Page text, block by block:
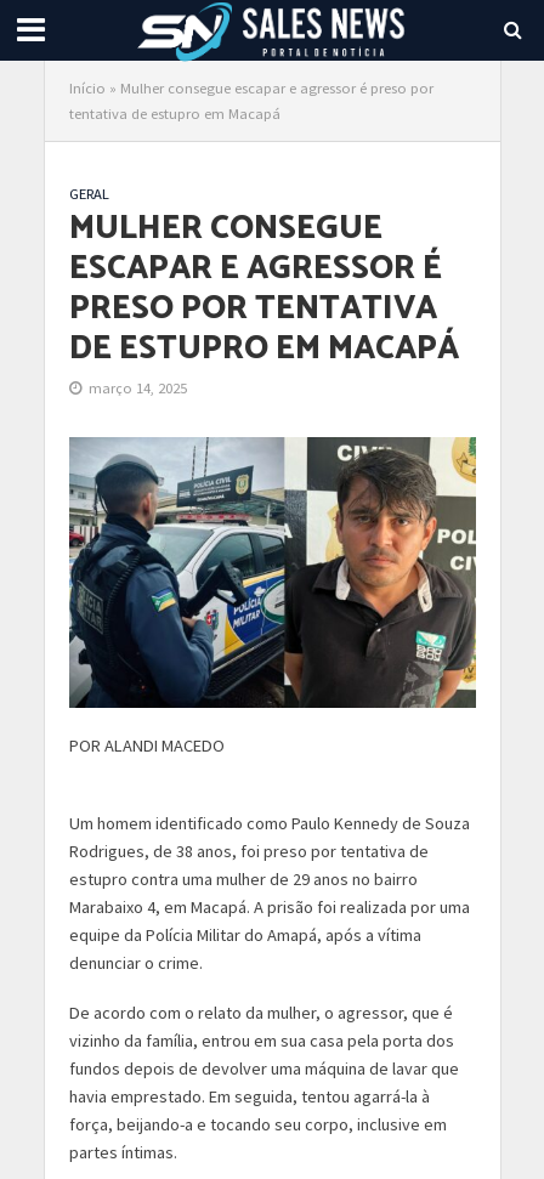
Início » Mulher consegue escapar e agressor é preso por
tentativa de estupro em Macapá
GERAL
MULHER CONSEGUE
ESCAPAR E AGRESSOR É
PRESO POR TENTATIVA
DE ESTUPRO EM MACAPÁ
março 14, 2025
POR ALANDI MACEDO
Um homem identificado como Paulo Kennedy de Souza
Rodrigues, de 38 anos, foi preso por tentativa de
estupro contra uma mulher de 29 anos no bairro
Marabaixo 4, em Macapá. A prisão foi realizada por uma
equipe da Polícia Militar do Amapá, após a vítima
denunciar o crime.
De acordo com o relato da mulher, o agressor, que é
vizinho da família, entrou em sua casa pela porta dos
fundos depois de devolver uma máquina de lavar que
havia emprestado. Em seguida, tentou agarrá-la à
força, beijando-a e tocando seu corpo, inclusive em
partes íntimas.